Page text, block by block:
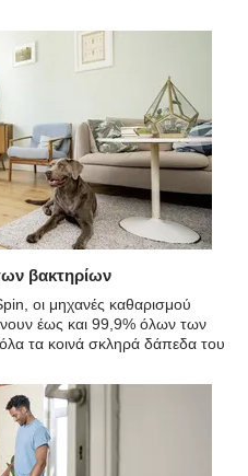
βακτηρίων
οι μηχανές καθαρισμού
έως και 99,9% όλων των
τα κοινά σκληρά δάπεδα του